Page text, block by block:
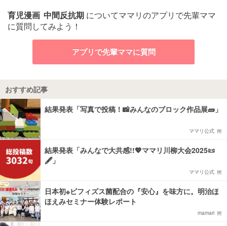
育児漫画 中間反抗期 についてママリのアプリで先輩ママ
に質問してみよう！
アプリで先輩ママに質問
おすすめ記事
結果発表「写真で投稿！📸みんなのブロック作品展🧱」
ママリ公式
結果発表「みんなで大共感!!💖ママリ川柳大会2025📜
🖋️」
ママリ公式
日本初※ビフィズス菌配合の『安心』を味方に。明治ほ
ほえみセミナー体験レポート
mamari